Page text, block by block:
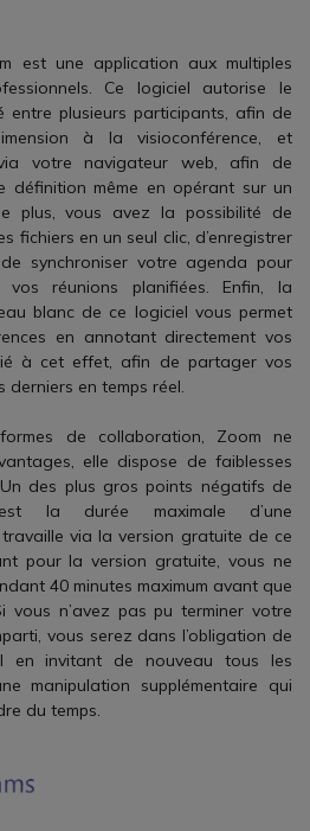
est une application aux multiples
Ce logiciel autorise le
entre plusieurs participants, afin de
à la visioconférence, et
votre navigateur web, afin de
définition même en opérant sur un
plus, vous avez la possibilité de
fichiers en un seul clic, d’enregistrer
synchroniser votre agenda pour
réunions planifiées. Enfin, la
blanc de ce logiciel vous permet
en annotant directement vos
à cet effet, afin de partager vos
derniers en temps réel.
de collaboration, Zoom ne
elle dispose de faiblesses
des plus gros points négatifs de
la durée maximale d’une
travaille via la version gratuite de ce
pour la version gratuite, vous ne
40 minutes maximum avant que
vous n’avez pas pu terminer votre
vous serez dans l’obligation de
en invitant de nouveau tous les
manipulation supplémentaire qui
du temps.